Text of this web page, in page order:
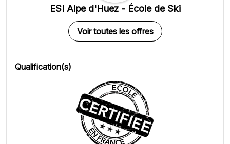
ESI Alpe d'Huez - École de Ski
Voir toutes les offres
Qualification(s)